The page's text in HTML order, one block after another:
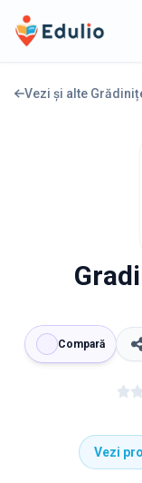
Edulio
Vezi și alte
Compară
Vezi